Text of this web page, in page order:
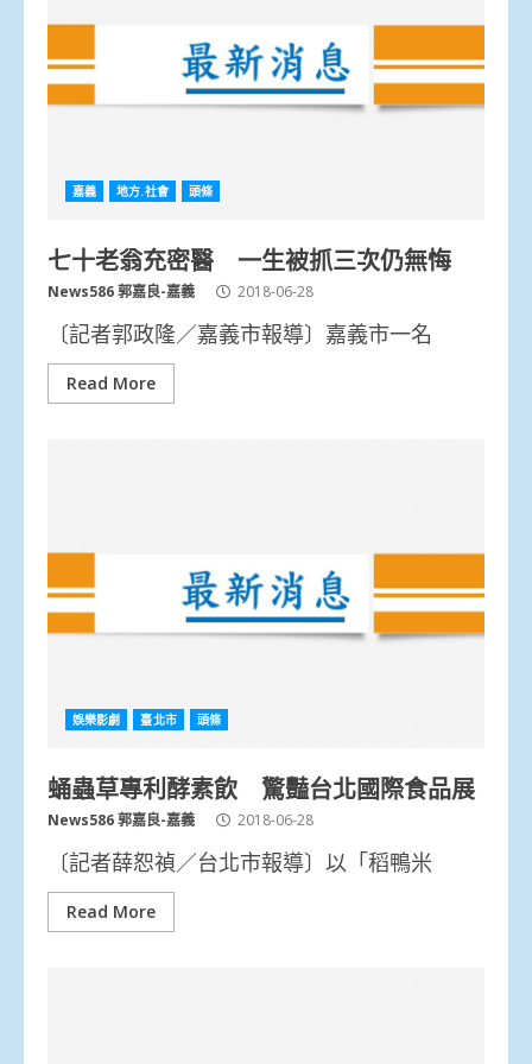
嘉義 地方.社會 頭條
七十老翁充密醫 一生被抓三次仍無悔
News586 郭嘉良-嘉義 2018-06-28
〔記者郭政隆／嘉義市報導〕嘉義市一名
Read More
娛樂影劇 臺北市 頭條
蛹蟲草專利酵素飲 驚豔台北國際食品展
News586 郭嘉良-嘉義 2018-06-28
〔記者薛恕禎／台北市報導〕以「稻鴨米
Read More